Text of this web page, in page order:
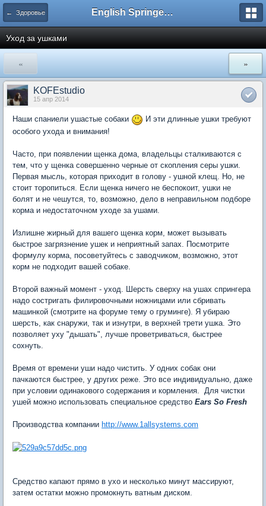
← Здоровье English Springer Spaniel Club
Уход за ушками
« »
KOFEstudio
15 апр 2014
Наши спаниели ушастые собаки
И эти длинные ушки требуют
особого ухода и внимания!
Часто, при появлении щенка дома, владельцы сталкиваются с
тем, что у щенка совершенно черные от скопления серы ушки.
Первая мысль, которая приходит в голову - ушной клещ. Но, не
стоит торопиться. Если щенка ничего не беспокоит, ушки не
болят и не чешутся, то, возможно, дело в неправильном подборе
корма и недостаточном уходе за ушами.
Излишне жирный для вашего щенка корм, может вызывать
быстрое загрязнение ушек и неприятный запах. Посмотрите
формулу корма, посоветуйтесь с заводчиком, возможно, этот
корм не подходит вашей собаке.
Второй важный момент - уход. Шерсть сверху на ушах спрингера
надо состригать филировочными ножницами или сбривать
машинкой (смотрите на форуме тему о груминге). Я убираю
шерсть, как снаружи, так и изнутри, в верхней трети ушка. Это
позволяет уху "дышать", лучше проветриваться, быстрее
сохнуть.
Время от времени уши надо чистить. У одних собак они
пачкаются быстрее, у других реже. Это все индивидуально, даже
при условии одинакового содержания и кормления. Для чистки
ушей можно использовать специальное средство Ears So Fresh
Производства компании http://www.1allsystems.com
Средство капают прямо в ухо и несколько минут массируют,
затем остатки можно промокнуть ватным диском.